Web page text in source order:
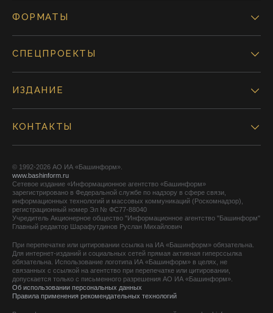
ФОРМАТЫ
СПЕЦПРОЕКТЫ
ИЗДАНИЕ
КОНТАКТЫ
© 1992-2026 АО ИА «Башинформ».
www.bashinform.ru
Сетевое издание «Информационное агентство «Башинформ»
зарегистрировано в Федеральной службе по надзору в сфере связи,
информационных технологий и массовых коммуникаций (Роскомнадзор),
регистрационный номер Эл № ФС77-88040
Учредитель Акционерное общество "Информационное агентство "Башинформ"
Главный редактор Шарафутдинов Руслан Михайлович
При перепечатке или цитировании ссылка на ИА «Башинформ» обязательна.
Для интернет-изданий и социальных сетей прямая активная гиперссылка
обязательна. Использование логотипа ИА «Башинформ» в целях, не
связанных с ссылкой на агентство при перепечатке или цитировании,
допускается только с письменного разрешения АО ИА «Башинформ».
Об использовании персональных данных
Правила применения рекомендательных технологий